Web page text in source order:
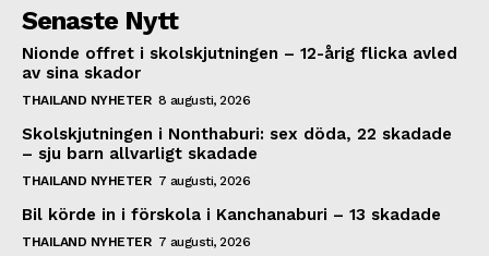
Senaste Nytt
Nionde offret i skolskjutningen – 12-årig flicka avled
av sina skador
THAILAND NYHETER 8 augusti, 2026
Skolskjutningen i Nonthaburi: sex döda, 22 skadade
– sju barn allvarligt skadade
THAILAND NYHETER 7 augusti, 2026
Bil körde in i förskola i Kanchanaburi – 13 skadade
THAILAND NYHETER 7 augusti, 2026